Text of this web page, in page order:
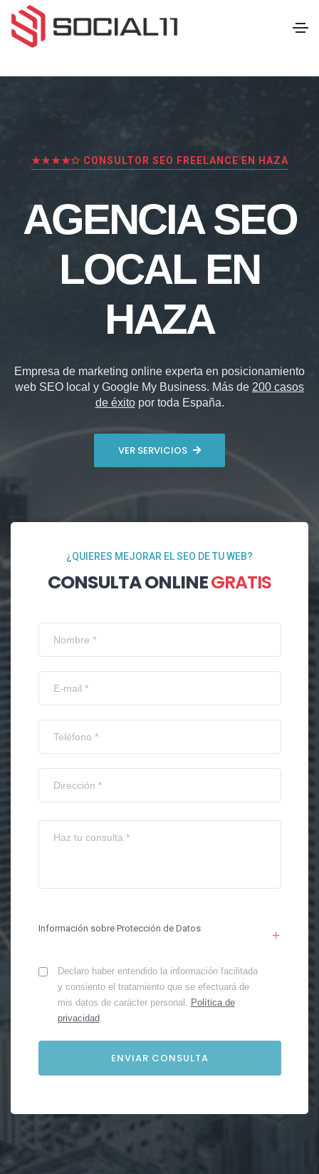
★★★★✩ CONSULTOR SEO FREELANCE EN HAZA
AGENCIA SEO
LOCAL EN
HAZA
Empresa de marketing online experta en posicionamiento
web SEO local y Google My Business. Más de 200 casos
de éxitopor toda España.
VER SERVICIOS
¿QUIERES MEJORAR EL SEO DE TU WEB?
CONSULTA ONLINEGRATIS
Información sobre Protección de Datos
Declaro haber entendido la información facilitada
y consiento el tratamiento que se efectuará de
mis datos de carácter personal. Política de
privacidad.